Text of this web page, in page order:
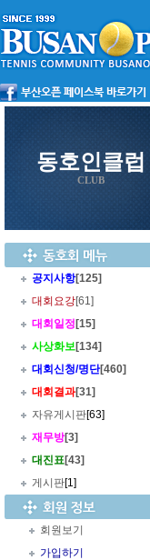
동호인클럽
CLUB
공지사항[125]
대회요강[61]
대회일정 [15]
사상화보[134]
대회신청/명단[460]
대회결과[31]
자유게시판[63]
재무방[3]
대진표[43]
게시판[1]
회원보기
가입하기